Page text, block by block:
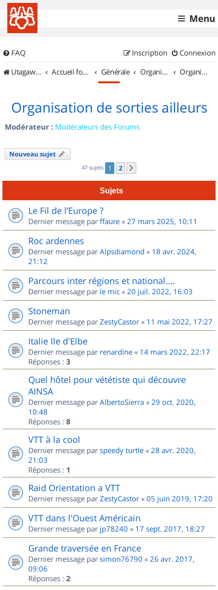
Menu
FAQ Connexion
Inscription
UtagawaVTT (Randos VTT et VTTAE avec traces GPS)
Accueil forum Générale Organisation de sorties & Recherche de partenaires Organisation de sorties ailleurs
Organisation de sorties ailleurs
Modérateur : Modérateurs des Forums
Nouveau sujet
47 sujets 1 2
Sujets
Le Fil de l’Europe ?
Dernier message par ffaure « 27 mars 2025, 10:11
Roc ardennes
Dernier message par Alpsdiamond « 18 avr. 2024,
21:12
Parcours inter régions et national....
Dernier message par le mic « 20 juil. 2022, 16:03
Stoneman
Dernier message par ZestyCastor « 11 mai 2022, 17:27
Italie Ile d'Elbe
Dernier message par renardine « 14 mars 2022, 22:17
Réponses : 3
Quel hôtel pour vététiste qui découvre
AINSA
Dernier message par AlbertoSierra « 29 oct. 2020,
10:48
Réponses : 8
VTT à la cool
Dernier message par speedy turtle « 28 avr. 2020,
21:03
Réponses : 1
Raid Orientation a VTT
Dernier message par ZestyCastor « 05 juin 2019, 17:20
VTT dans l'Ouest Américain
Dernier message par jp78240 « 17 sept. 2017, 18:27
Grande traversée en France
Dernier message par simon76790 « 26 avr. 2017,
09:06
Réponses : 2